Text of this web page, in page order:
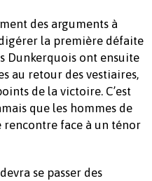
des arguments à
la première défaite
Dunkerquois ont ensuite
au retour des vestiaires,
de la victoire. C’est
que les hommes de
face à un ténor
se passer des